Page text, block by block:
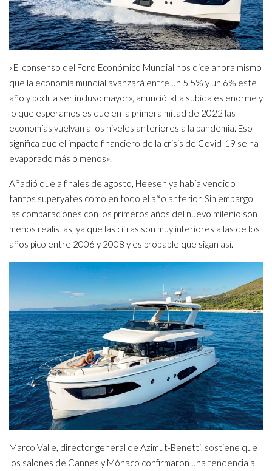
«El consenso del Foro Económico Mundial nos dice ahora mismo
que la economía mundial avanzará entre un 5,5% y un 6% este
año y podría ser incluso mayor», anunció. «La subida es enorme y
lo que esperamos es que en la primera mitad de 2022 las
economías vuelvan a los niveles anteriores a la pandemia. Eso
significa que el impacto financiero de la crisis de Covid-19 se ha
evaporado más o menos».
Añadió que a finales de agosto, Heesen ya había vendido
tantos superyates como en todo el año anterior. Sin embargo,
las comparaciones con los primeros años del nuevo milenio son
menos realistas, ya que las cifras son muy inferiores a las de los
años pico entre 2006 y 2008 y es probable que sigan así.
Marco Valle, director general de Azimut-Benetti, sostiene que
los salones de Cannes y Mónaco confirmaron una tendencia al